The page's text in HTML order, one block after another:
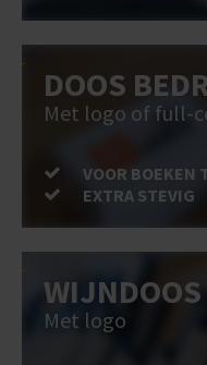
DOOS
Met logo of full-
VOOR BOEKEN
EXTRA STEVIG
Met logo